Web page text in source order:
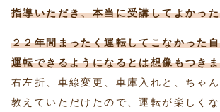
指導いただき、本当に受講してよかっ
２２年間まったく運転してこなかった
運転できるようになるとは想像もつき
右左折、車線変更、車庫入れと、ちゃ
教えていただけたので、運転が楽しくな